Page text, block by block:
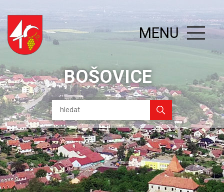
BOŠOVICE
MENU